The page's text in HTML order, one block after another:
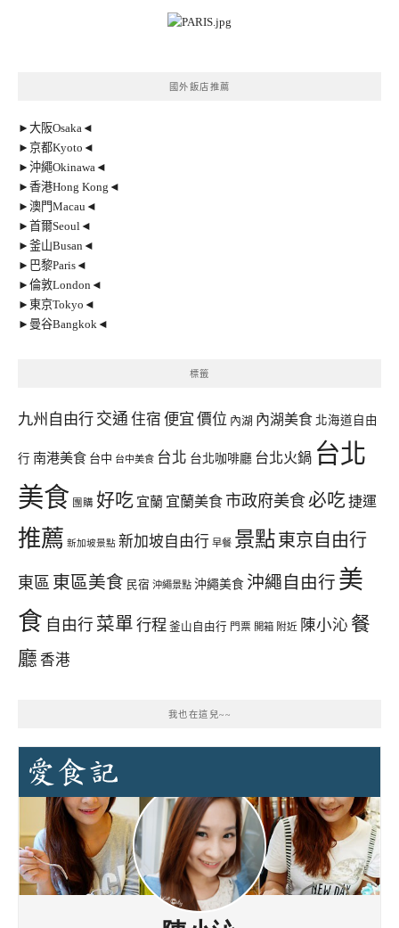
國外飯店推薦
►大阪Osaka◄
►京都Kyoto◄
►沖繩Okinawa◄
►香港Hong Kong◄
►澳門Macau◄
►首爾Seoul◄
►釜山Busan◄
►巴黎Paris◄
►倫敦London◄
►東京Tokyo◄
►曼谷Bangkok◄
標籤
九州自由行 交通 住宿 便宜 價位 內湖 內湖美食 北海道自由
行 南港美食 台中 台中美食 台北 台北咖啡廳 台北火鍋 台北
美食 團購 好吃 宜蘭 宜蘭美食 市政府美食必吃 捷運
推薦 新加坡景點 新加坡自由行 早餐 景點東京自由行
東區 東區美食 民宿 沖繩景點 沖繩美食 沖繩自由行 美
食 自由行 菜單 行程 釜山自由行 門票 開箱 附近 陳小沁 餐
廳 香港
我也在這兒~~